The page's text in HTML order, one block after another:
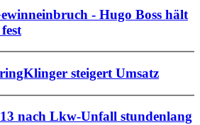
- Hugo Boss hält
steigert Umsatz
nach Lkw-Unfall stundenlang